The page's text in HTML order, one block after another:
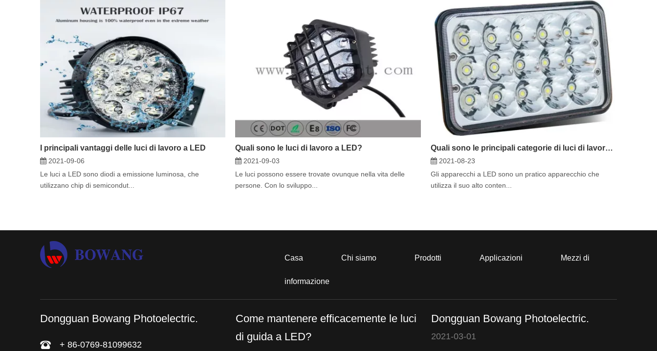
I principali vantaggi delle luci di lavoro a LED
2021-09-06
Le luci a LED sono diodi a emissione luminosa, che
utilizzano chip di semicondut...
Quali sono le luci di lavoro a LED?
2021-09-03
Le luci possono essere trovate ovunque nella vita delle
persone. Con lo sviluppo...
Quali sono le principali categorie di luci di lavoro a LED?
2021-08-23
Gli apparecchi a LED sono un pratico apparecchio che
utilizza il suo alto conten...
Casa Chi siamo Prodotti Applicazioni Mezzi di
informazione
Dongguan Bowang Photoelectric.
+ 86-0769-81099632
Come mantenere efficacemente le luci
di guida a LED?
Dongguan Bowang Photoelectric.
2021-03-01